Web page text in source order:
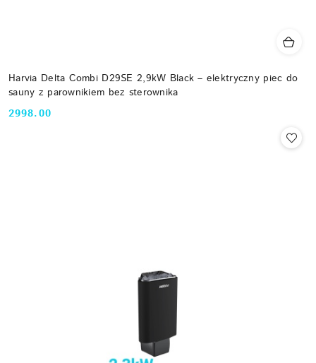
Harvia Delta Combi D29SE 2,9kW Black – elektryczny piec do
sauny z parownikiem bez sterownika
Cena:
2998.00